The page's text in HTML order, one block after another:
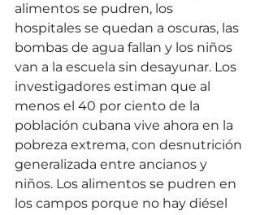
alimentos se pudren, los
hospitales se quedan a oscuras, las
bombas de agua fallan y los niños
van a la escuela sin desayunar. Los
investigadores estiman que al
menos el 40 por ciento de la
población cubana vive ahora en la
pobreza extrema, con desnutrición
generalizada entre ancianos y
niños. Los alimentos se pudren en
los campos porque no hay diésel